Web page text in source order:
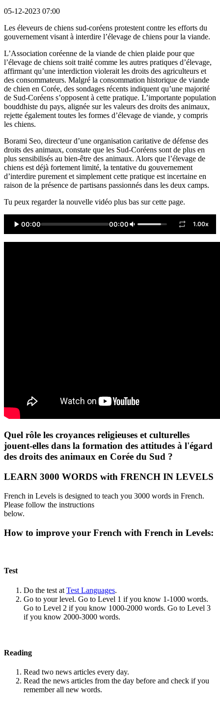
05-12-2023 07:00
Les éleveurs de chiens sud-coréens protestent contre les efforts du
gouvernement visant à interdire l’élevage de chiens pour la viande.
L’Association coréenne de la viande de chien plaide pour que
l’élevage de chiens soit traité comme les autres pratiques d’élevage,
affirmant qu’une interdiction violerait les droits des agriculteurs et
des consommateurs. Malgré la consommation historique de viande
de chien en Corée, des sondages récents indiquent qu’une majorité
de Sud-Coréens s’opposent à cette pratique. L’importante population
bouddhiste du pays, alignée sur les valeurs des droits des animaux,
rejette également toutes les formes d’élevage de viande, y compris
les chiens.
Borami Seo, directeur d’une organisation caritative de défense des
droits des animaux, constate que les Sud-Coréens sont de plus en
plus sensibilisés au bien-être des animaux. Alors que l’élevage de
chiens est déjà fortement limité, la tentative du gouvernement
d’interdire purement et simplement cette pratique est incertaine en
raison de la présence de partisans passionnés dans les deux camps.
Tu peux regarder la nouvelle vidéo plus bas sur cette page.
00:00 00:00 1.00x
Quel rôle les croyances religieuses et culturelles
jouent-elles dans la formation des attitudes à l'égard
des droits des animaux en Corée du Sud ?
LEARN 3000 WORDS with FRENCH IN LEVELS
French in Levels is designed to teach you 3000 words in French.
Please follow the instructions
below.
How to improve your French with French in Levels:
Test
Do the test at Test Languages.
Go to your level. Go to Level 1 if you know 1-1000 words.
Go to Level 2 if you know 1000-2000 words. Go to Level 3
if you know 2000-3000 words.
Reading
Read two news articles every day.
Read the news articles from the day before and check if you
remember all new words.